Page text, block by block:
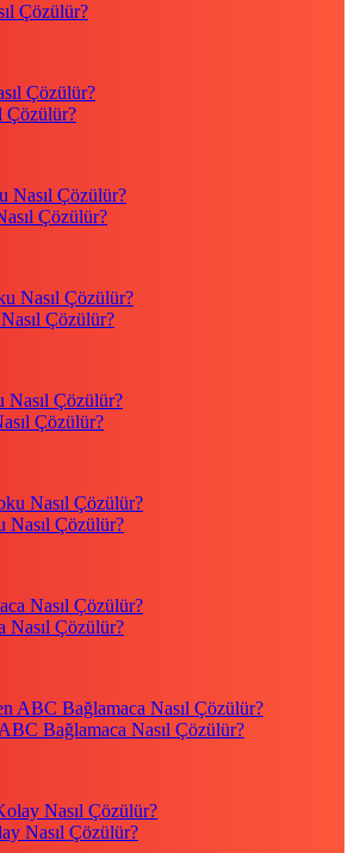
Çözülür?
Çözülür?
Çözülür?
Çözülür?
Çözülür?
Nasıl Çözülür?
Nasıl Çözülür?
Bağlamaca Nasıl Çözülür?
Nasıl Çözülür?